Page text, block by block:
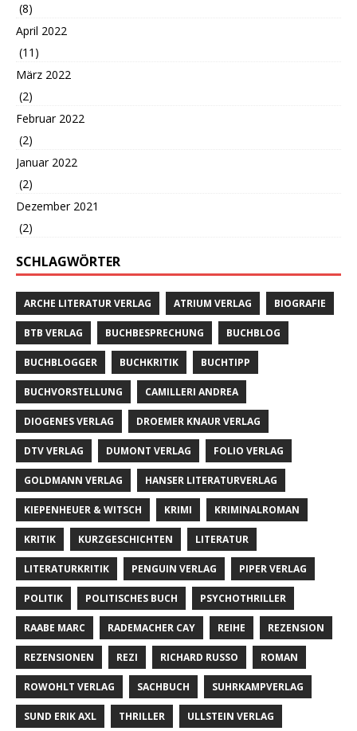
(8)
April 2022
(11)
März 2022
(2)
Februar 2022
(2)
Januar 2022
(2)
Dezember 2021
(2)
SCHLAGWÖRTER
ARCHE LITERATUR VERLAG ATRIUM VERLAG BIOGRAFIE
BTB VERLAG BUCHBESPRECHUNG BUCHBLOG
BUCHBLOGGER BUCHKRITIK BUCHTIPP
BUCHVORSTELLUNG CAMILLERI ANDREA
DIOGENES VERLAG DROEMER KNAUR VERLAG
DTV VERLAG DUMONT VERLAG FOLIO VERLAG
GOLDMANN VERLAG HANSER LITERATURVERLAG
KIEPENHEUER & WITSCH KRIMI KRIMINALROMAN
KRITIK KURZGESCHICHTEN LITERATUR
LITERATURKRITIK PENGUIN VERLAG PIPER VERLAG
POLITIK POLITISCHES BUCH PSYCHOTHRILLER
RAABE MARC RADEMACHER CAY REIHE REZENSION
REZENSIONEN REZI RICHARD RUSSO ROMAN
ROWOHLT VERLAG SACHBUCH SUHRKAMPVERLAG
SUND ERIK AXL THRILLER ULLSTEIN VERLAG